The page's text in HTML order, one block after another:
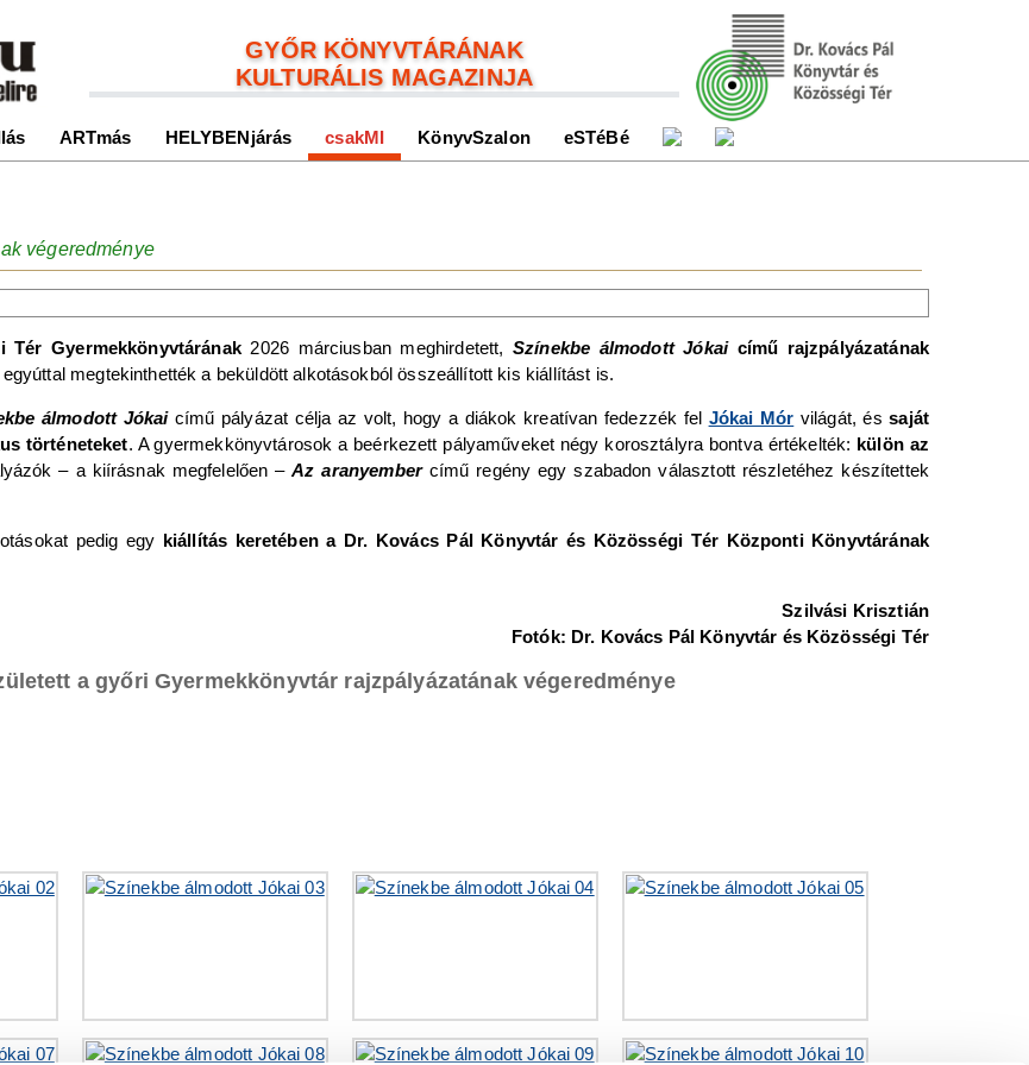
GYŐR KÖNYVTÁRÁNAK
KULTURÁLIS MAGAZINJA
ARTmás HELYBENjárás csakMI KönyvSzalon eSTéBé
végeredménye
Gyermekkönyvtárának2026 márciusban meghirdetett, Színekbe álmodott Jókai című rajzpályázatának
megtekinthették a beküldött alkotásokból összeállított kis kiállítást is.
álmodott Jókai című pályázat célja az volt, hogy a diákok kreatívan fedezzék fel Jókai Mór világát, és saját
történeteket. A gyermekkönyvtárosok a beérkezett pályaműveket négy korosztályra bontva értékelték: külön az
– a kiírásnak megfelelően –Az aranyember című regény egy szabadon választott részletéhez készítettek
pedig egy kiállítás keretében a Dr. Kovács Pál Könyvtár és Közösségi Tér Központi Könyvtárának
Szilvási Krisztián
Fotók: Dr. Kovács Pál Könyvtár és Közösségi Tér
a győri Gyermekkönyvtár rajzpályázatának végeredménye